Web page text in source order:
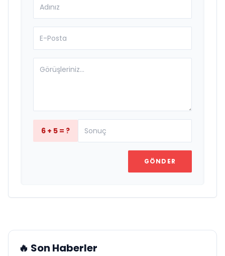
6 + 5 = ?
GÖNDER
🔥 Son Haberler